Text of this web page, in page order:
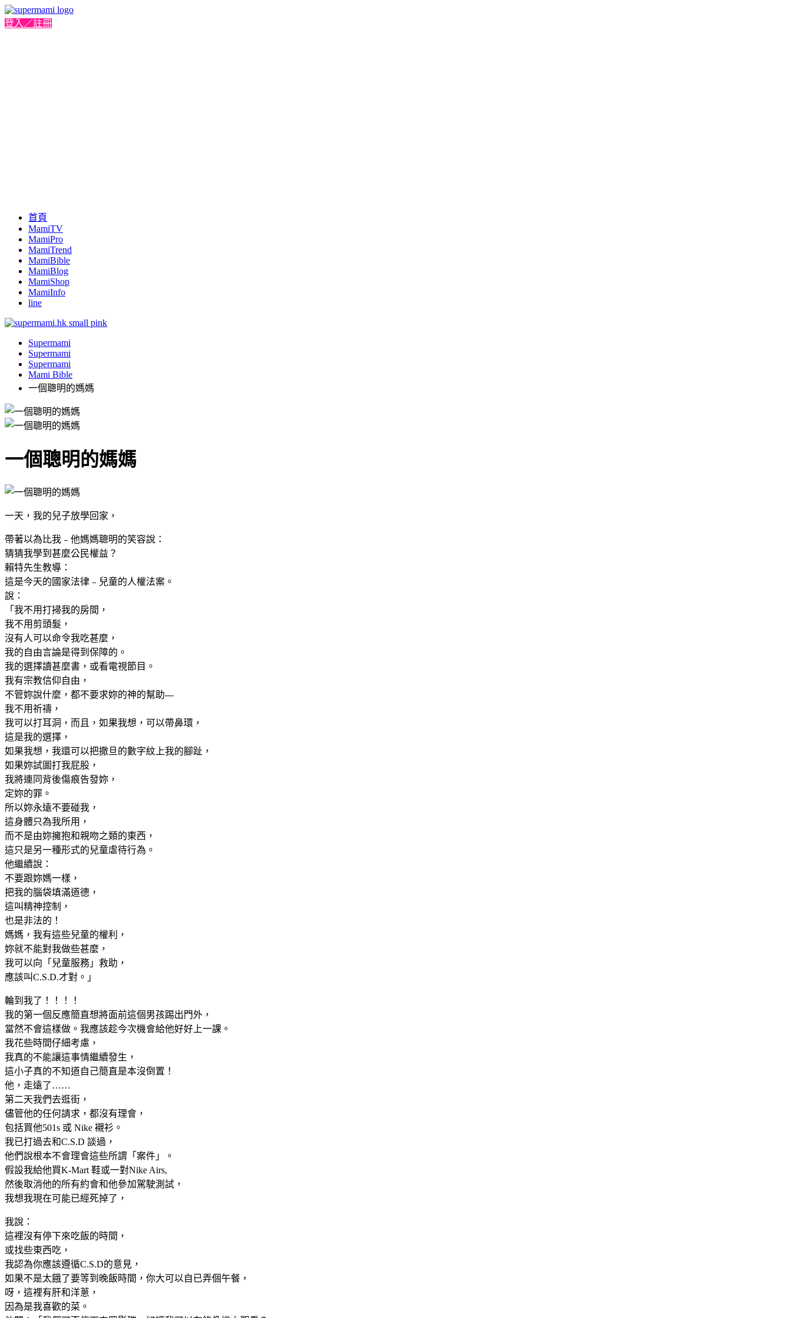
登入／註冊
首頁
MamiTV
MamiPro
MamiTrend
MamiBible
MamiBlog
MamiShop
MamiInfo
line
Supermami
Supermami
Supermami
Mami Bible
一個聰明的媽媽
一個聰明的媽媽
一天，我的兒子放學回家，
帶著以為比我﹣他媽媽聰明的笑容說：
猜猜我學到甚麼公民權益？
賴特先生教導：
這是今天的國家法律﹣兒童的人權法案。
說：
「我不用打掃我的房間，
我不用剪頭髮，
沒有人可以命令我吃甚麼，
我的自由言論是得到保障的。
我的選擇讀甚麼書，或看電視節目。
我有宗教信仰自由，
不管妳說什麼，都不要求妳的神的幫助---
我不用祈禱，
我可以打耳洞，而且，如果我想，可以帶鼻環，
這是我的選擇，
如果我想，我還可以把撒旦的數字紋上我的腳趾，
如果妳試圖打我屁股，
我將連同背後傷痕告發妳，
定妳的罪。
所以妳永遠不要碰我，
這身體只為我所用，
而不是由妳擁抱和親吻之類的東西，
這只是另一種形式的兒童虐待行為。
他繼續說：
不要跟妳媽一樣，
把我的腦袋填滿道德，
這叫精神控制，
也是非法的！
媽媽，我有這些兒童的權利，
妳就不能對我做些甚麼，
我可以向「兒童服務」救助，
應該叫C.S.D.才對。」
輪到我了！！！！
我的第一個反應簡直想將面前這個男孩踢出門外，
當然不會這樣做。我應該趁今次機會給他好好上一課。
我花些時間仔細考慮，
我真的不能讓這事情繼續發生，
這小子真的不知道自己簡直是本沒倒置！
他，走遠了……
第二天我們去逛街，
儘管他的任何請求，都沒有理會，
包括買他501s 或 Nike 襯衫。
我已打過去和C.S.D 談過，
他們說根本不會理會這些所謂「案件」。
假設我給他買K-Mart 鞋或一對Nike Airs,
然後取消他的所有約會和他參加駕駛測試，
我想我現在可能已經死掉了，
我說：
這裡沒有停下來吃飯的時間，
或找些東西吃，
我認為你應該遵循C.S.D的意見，
如果不是太餓了要等到晚飯時間，你大可以自已弄個午餐，
呀，這裡有肝和洋蔥，
因為是我喜歡的菜。